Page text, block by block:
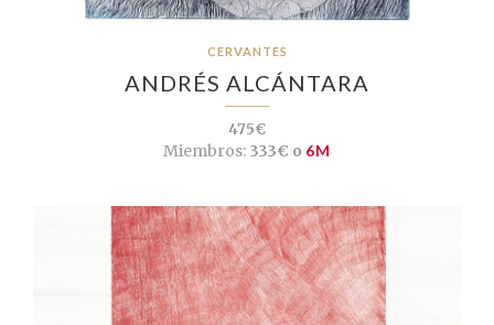
CERVANTES
ANDRÉS ALCÁNTARA
475€
Miembros: 333€ o 6M